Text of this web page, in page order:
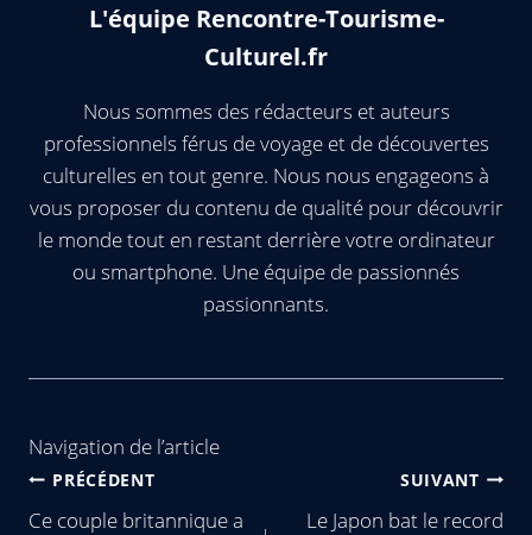
L'équipe Rencontre-Tourisme-
Culturel.fr
Nous sommes des rédacteurs et auteurs
professionnels férus de voyage et de découvertes
culturelles en tout genre. Nous nous engageons à
vous proposer du contenu de qualité pour découvrir
le monde tout en restant derrière votre ordinateur
ou smartphone. Une équipe de passionnés
passionnants.
Navigation de l’article
PRÉCÉDENT
Ce couple britannique a
SUIVANT
Le Japon bat le record